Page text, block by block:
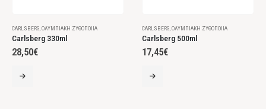
CARLSBERG ΟΛΥΜΠΙΑΚΉ ΖΥΘΟΠΟΙΊΑ
Carlsberg 330ml
28,50€
CARLSBERG ΟΛΥΜΠΙΑΚΉ ΖΥΘΟΠΟΙΊΑ
Carlsberg 500ml
17,45€